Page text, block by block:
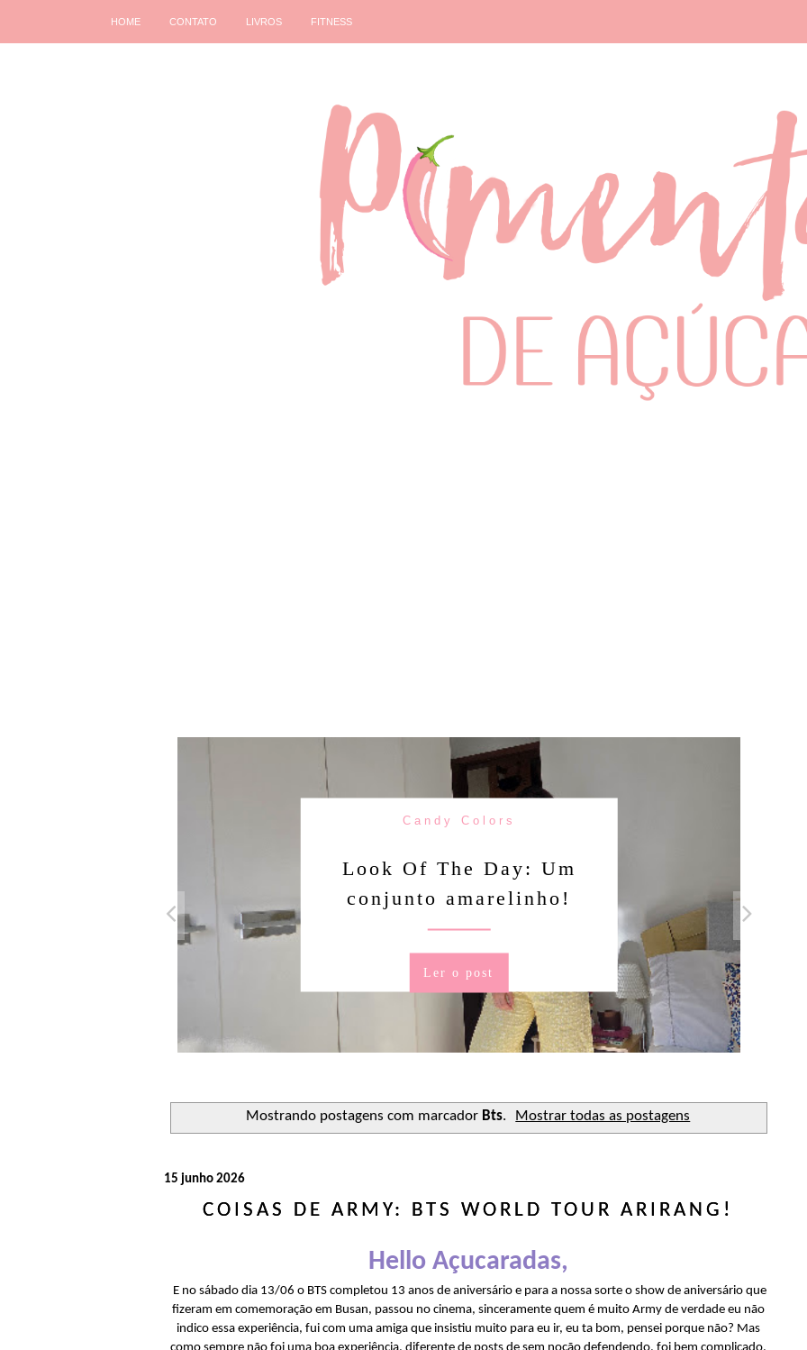
HOME CONTATO LIVROS FITNESS
Candy Colors
Look Of The Day: Um
conjunto amarelinho!
Ler o post
Mostrando postagens com marcador Bts. Mostrar todas as postagens
15 junho 2026
COISAS DE ARMY: BTS WORLD TOUR ARIRANG!
Hello Açucaradas,
E no sábado dia 13/06 o BTS completou 13 anos de aniversário e para a nossa sorte o show de aniversário que
fizeram em comemoração em Busan, passou no cinema, sinceramente quem é muito Army de verdade eu não
indico essa experiência, fui com uma amiga que insistiu muito para eu ir, eu ta bom, pensei porque não? Mas